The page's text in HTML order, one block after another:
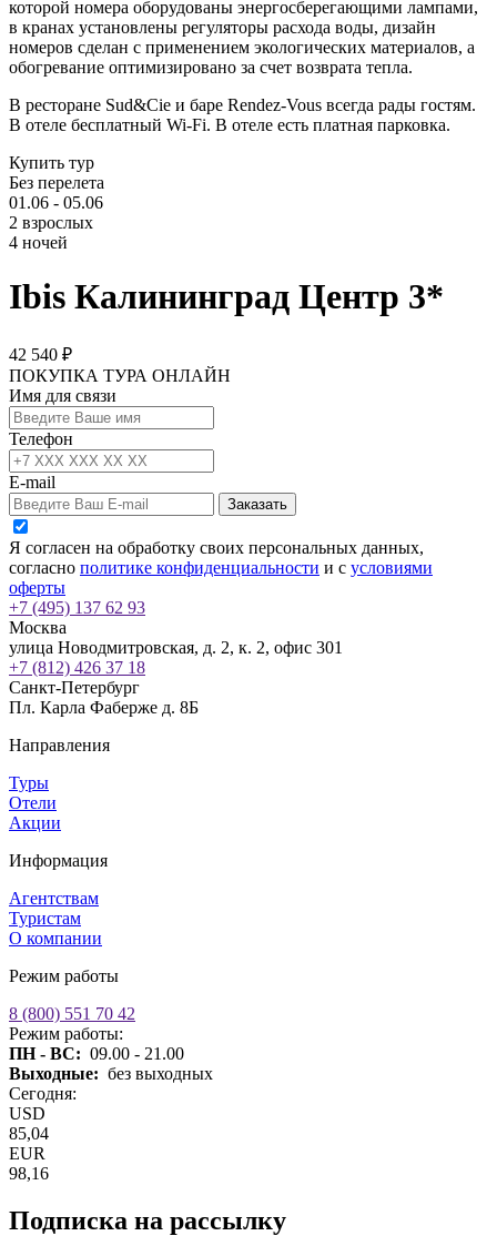
которой номера оборудованы энергосберегающими лампами,
в кранах установлены регуляторы расхода воды, дизайн
номеров сделан с применением экологических материалов, а
обогревание оптимизировано за счет возврата тепла.
В ресторане Sud&Cie и барe Rendez-Vous всегда рады гостям.
В отеле бесплатный Wi-Fi. В отеле есть платная парковка.
Купить тур
Без перелета
01.06 - 05.06
2 взрослых
4 ночей
Ibis Калининград Центр 3*
42 540 ₽
ПОКУПКА ТУРА ОНЛАЙН
Имя для связи
Телефон
E-mail
Заказать
Я согласен на обработку своих персональных данных,
согласно политике конфиденциальности и с условиями
оферты
+7 (495) 137 62 93
Москва
улица Новодмитровская, д. 2, к. 2, офис 301
+7 (812) 426 37 18
Санкт-Петербург
Пл. Карла Фаберже д. 8Б
Направления
Туры
Отели
Акции
Информация
Агентствам
Туристам
О компании
Режим работы
8 (800) 551 70 42
Режим работы:
ПН - ВС: 09.00 - 21.00
Выходные: без выходных
Сегодня:
USD
85,04
EUR
98,16
Подписка на рассылку